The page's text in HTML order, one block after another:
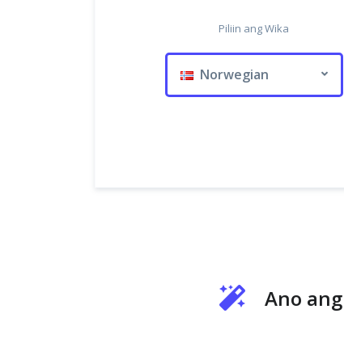
Piliin ang Wika
Norwegian
Ano